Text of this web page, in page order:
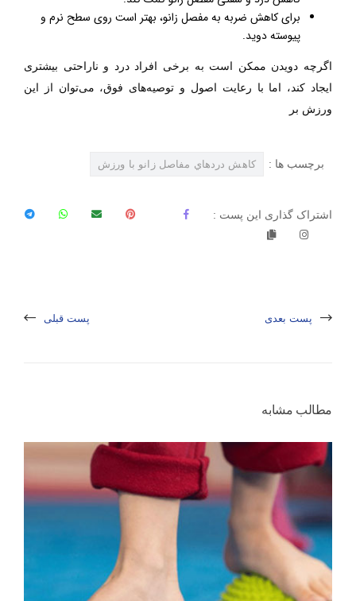
برای کاهش ضربه به مفصل زانو، بهتر است روی سطح نرم و
پیوسته دوید.
اگرچه دویدن ممکن است به برخی افراد درد و ناراحتی بیشتری
ایجاد کند، اما با رعایت اصول و توصیههای فوق، میتوان از این
ورزش بر
برچسب ها : کاهش دردهاي مفاصل زانو با ورزش
اشتراک گذاری این پست :
پست قبلی پست بعدی
مطالب مشابه